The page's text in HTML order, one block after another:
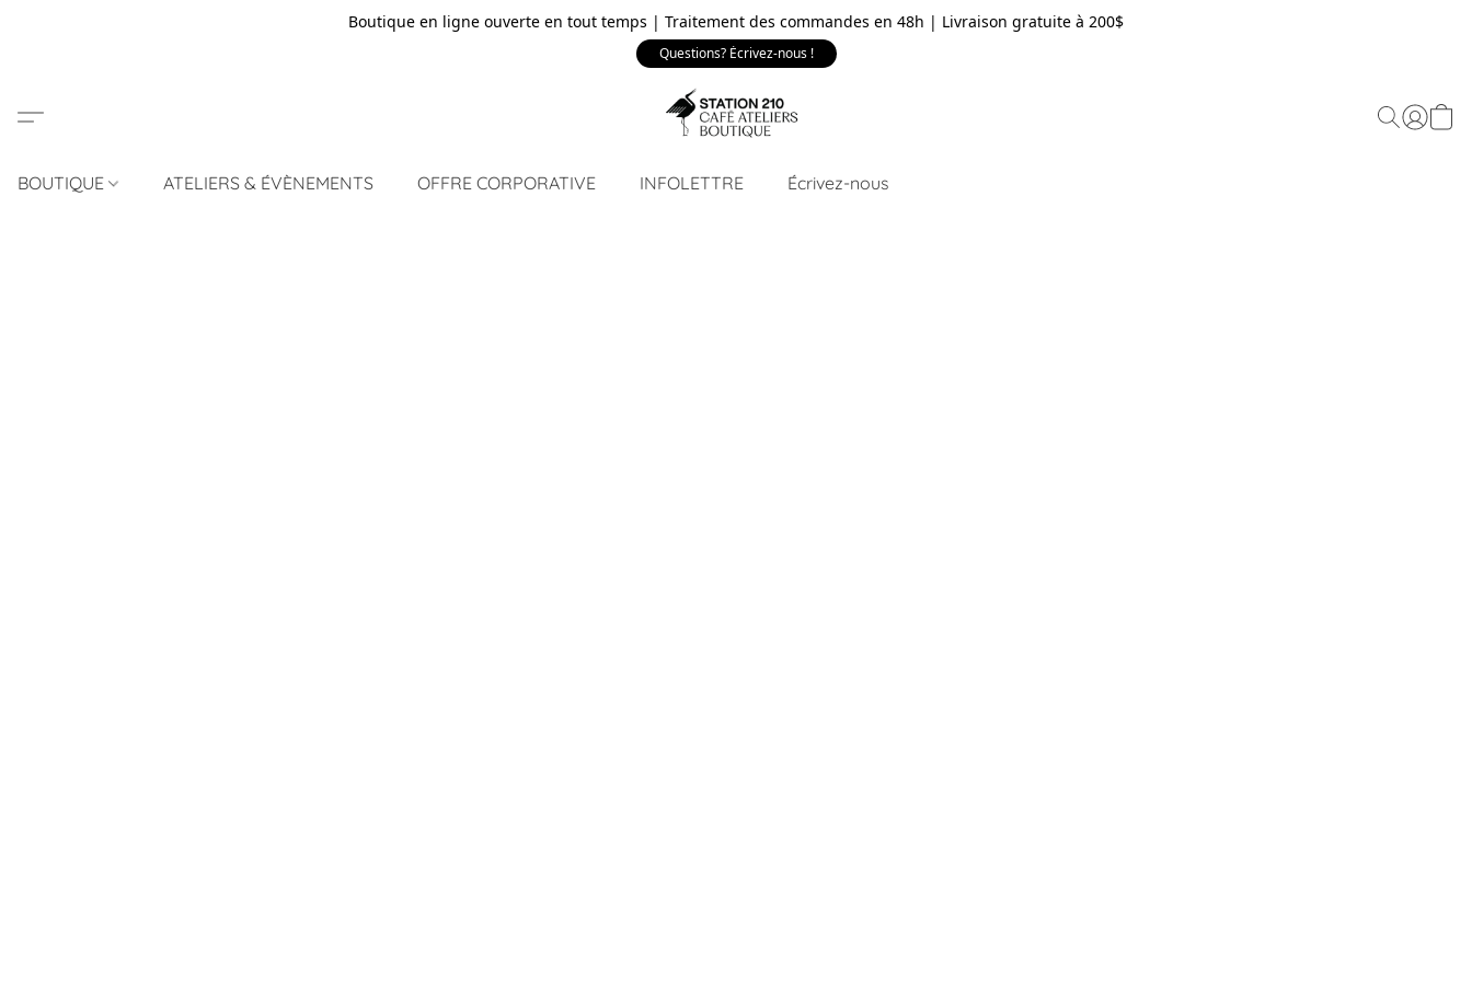
Boutique en ligne ouverte en tout temps | Traitement des commandes en 48h | Livraison gratuite à 200$
Questions? Écrivez-nous !
BOUTIQUE ATELIERS & ÉVÈNEMENTS OFFRE CORPORATIVE INFOLETTRE Écrivez-nous